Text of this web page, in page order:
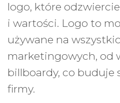
logo, które
i wartości. Logo to
używane na
marketingowych, od
billboardy, co buduje
firmy.